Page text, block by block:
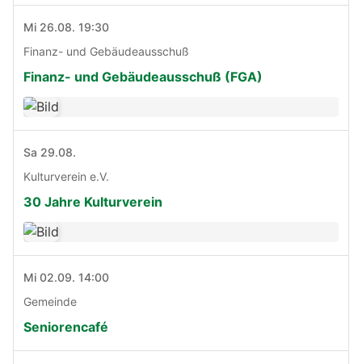
Mi 26.08. 19:30
Finanz- und Gebäudeausschuß
Finanz- und Gebäudeausschuß (FGA)
Sa 29.08.
Kulturverein e.V.
30 Jahre Kulturverein
Mi 02.09. 14:00
Gemeinde
Seniorencafé